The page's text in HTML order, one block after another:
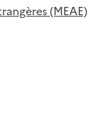
(MEAE)